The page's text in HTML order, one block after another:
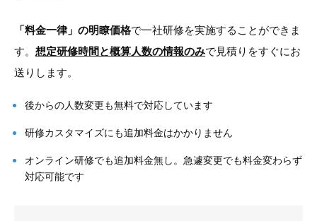
「料金一律」の明瞭価格で一社研修を実施することができま
す。 想定研修時間と概算人数の情報のみで見積りをすぐにお
送りします。
後からの人数変更も無料で対応しています
研修カスタマイズにも追加料金はかかりません
オンライン研修でも追加料金無し。急遽変更でも料金変わらず
対応可能です